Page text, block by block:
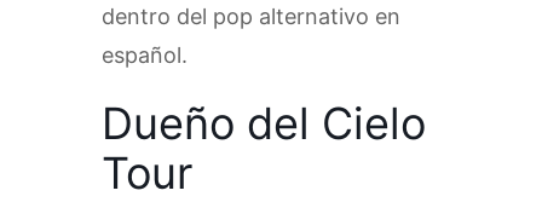
dentro del pop alternativo en
español.
Dueño del Cielo
Tour